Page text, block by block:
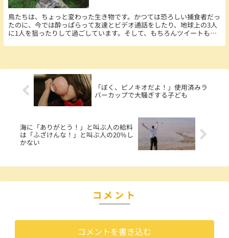
鳥たちは、ちょっと変わった生き物です。かつては恐ろしい捕食者だっ
たのに、今では酔っぱらって友達とビデオ通話をしたり、地球上の3人
に1人を狙ったりして過ごしています。そして、もちろんツイートも忘
「ぼく、ピノキオだよ！」使用済みラ
バーカップで大騒ぎする子ども
海に「ありがとう！」と叫ぶ人の給料
は「ふざけんな！」と叫ぶ人の20％し
かない
コメント
コメントを書き込む